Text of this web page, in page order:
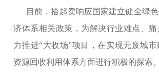
目前，拾起卖响应国家建立健全绿
济体系相关政策，为解决行业难点、
力推进“大收场”项目，在实现无废城
资源回收利用体系方面进行积极的探索。